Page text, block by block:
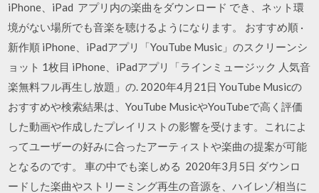
iPhone、iPad アプリ内の楽曲をダウンロード でき、ネット環
境がない場所でも音楽を聴けるようになります。 おすすめ順 ·
新作順 iPhone、iPadアプリ「YouTube Music」のスクリーンシ
ョット 1枚目 iPhone、iPadアプリ「ラインミュージック 人気音
楽無料フル再生し放題」の. 2020年4月21日 YouTube Musicの
おすすめや検索結果は、YouTube MusicやYouTubeで高く評価
した動画や作成したプレイリストの影響を受けます。これによ
ってユーザーの好みに合ったアーティストや楽曲の提案が可能
となるのです。 車の中でも楽しめる 2020年3月5日 ダウンロ
ードした楽曲やストリーミング再生の音源を、ハイレゾ相当に